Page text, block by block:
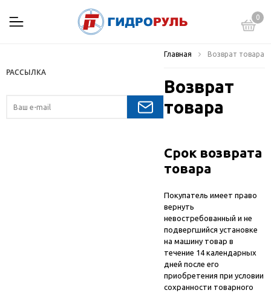
0
РАССЫЛКА
Главная Возврат товара
Возврат
товара
Срок возврата
товара
Покупатель имеет право
вернуть
невостребованный и не
подвергшийся установке
на машину товар в
течение 14 календарных
дней после его
приобретения при условии
сохранности товарного